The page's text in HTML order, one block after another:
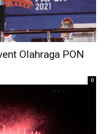
Olahraga PON
0